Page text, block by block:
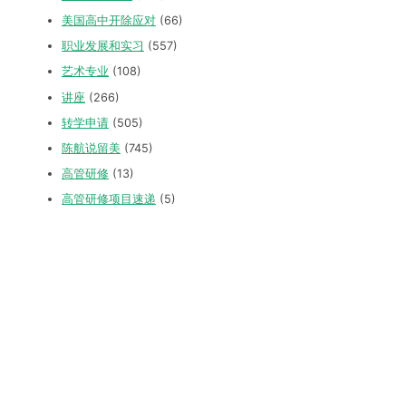
美国高中开除应对 (66)
职业发展和实习 (557)
艺术专业 (108)
讲座 (266)
转学申请 (505)
陈航说留美 (745)
高管研修 (13)
高管研修项目速递 (5)